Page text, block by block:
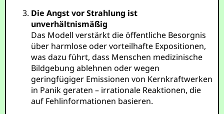
Die Angst vor Strahlung ist
unverhältnismäßig
Das Modell verstärkt die öffentliche Besorgnis
über harmlose oder vorteilhafte Expositionen,
was dazu führt, dass Menschen medizinische
Bildgebung ablehnen oder wegen
geringfügiger Emissionen von Kernkraftwerken
in Panik geraten – irrationale Reaktionen, die
auf Fehlinformationen basieren.